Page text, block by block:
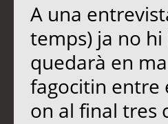
A una
temps) ja no
quedarà en
fagocitin entre
on al final tres